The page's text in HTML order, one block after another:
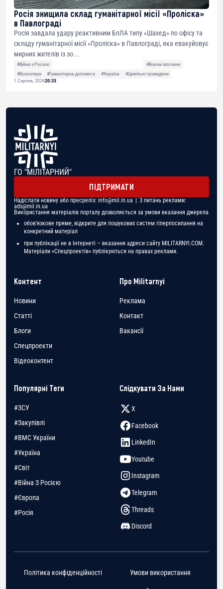
Росія знищила склад гуманітарної місії «Проліска»
в Павлограді
Росія завдала удару реактивним БпЛА типу «Шахед» по офісу та
складу гуманітарної місії «Проліска» в Павлограді, яка евакуйовує
мирних жителів із зо...
#Війна з Росією
#Воєнні злочини
#Волонтери
#Гуманітарна допомога #Україна
#Цивільні громадяни
1 Серпня, 202620:33
ГО "МІЛІТАРНИЙ"
ПІДТРИМАТИ
Надіслати новину або пресреліз: info@mil.in.ua | З питань реклами:
ads@mil.in.ua
Використання матеріалів порталу дозволяється за умови вказання джерела
обов'язкове пряме, відкрите для пошукових систем гіперпосилання на
конкретний матеріал
при публікації не в Інтернеті – вказання адреси сайту MILITARNYI.COM.
Матеріали «Спецпроектів» публікуються на правах реклами.
Контент
Новини
Статті
Блоги
Спецпроекти
Відеоконтент
Про Militarnyi
Реклама
Контакт
Вакансії
Популярні Теги
#ЗСУ
#Закупівлі
#ВМС України
#Україна
#Світ
#Війна З Росією
#Європа
#Росія
Слідкувати За Нами
X
Facebook
LinkedIn
Youtube
Instagram
Telegram
Threads
Discord
Політика конфіденційності Умови використання